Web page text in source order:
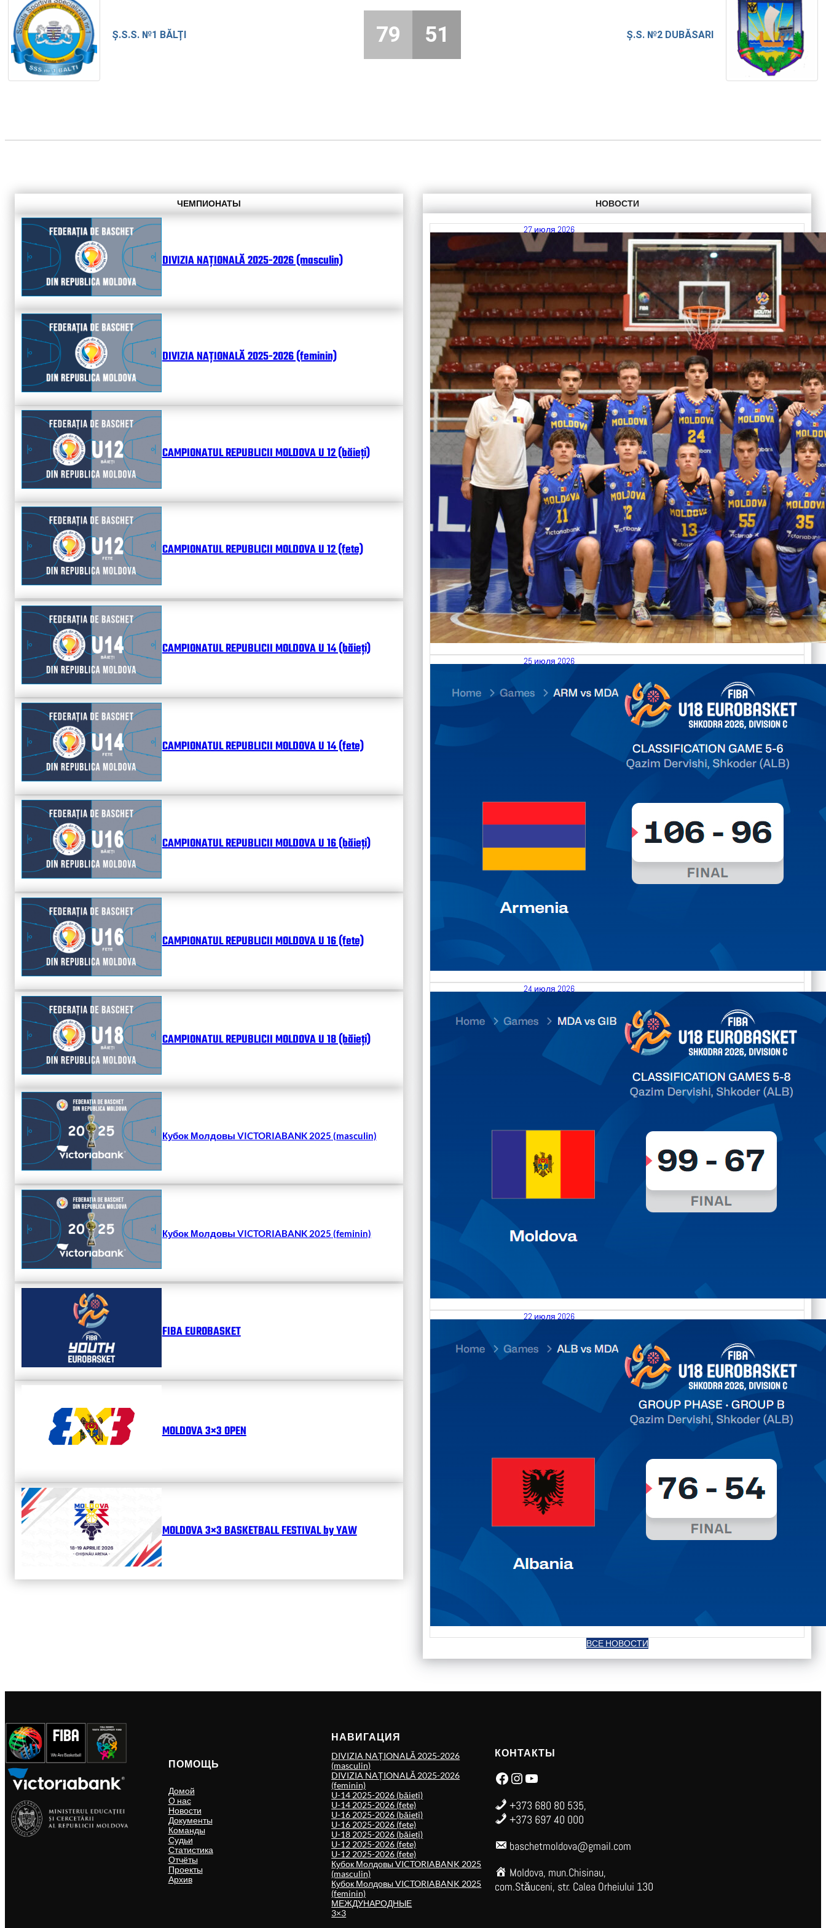
Ș.S.S. №1 BĂLȚI Ș.S. №2 DUBĂSARI
79 51
ЧЕМПИОНАТЫ
DIVIZIA NAȚIONALĂ 2025-2026 (masculin)
DIVIZIA NAȚIONALĂ 2025-2026 (feminin)
CAMPIONATUL REPUBLICII MOLDOVA U 12 (băieți)
CAMPIONATUL REPUBLICII MOLDOVA U 12 (fete)
CAMPIONATUL REPUBLICII MOLDOVA U 14 (băieți)
CAMPIONATUL REPUBLICII MOLDOVA U 14 (fete)
CAMPIONATUL REPUBLICII MOLDOVA U 16 (băieți)
CAMPIONATUL REPUBLICII MOLDOVA U 16 (fete)
CAMPIONATUL REPUBLICII MOLDOVA U 18 (băieți)
Кубок Молдовы VICTORIABANK 2025 (masculin)
Кубок Молдовы VICTORIABANK 2025 (feminin)
FIBA EUROBASKET
MOLDOVA 3×3 OPEN
MOLDOVA 3×3 BASKETBALL FESTIVAL by YAW
НОВОСТИ
27 июля 2026
Итоги FIBA U18 EuroBasket 2026, Division C
25 июля 2026
26.07.2026 Armenia vs Moldova FIBA U18 EuroBasket 2026,
Division C
Читать далее
24 июля 2026
25.07.2026 Moldova vs Gibraltar FIBA U18 EuroBasket 2026,
Division C
Читать далее
22 июля 2026
23.07.2026 Albania vs Moldova FIBA U18 EuroBasket 2026,
Division C
Читать далее
ВСЕ НОВОСТИ
ПОМОЩЬ
Домой
О нас
Новости
Документы
Команды
Судьи
Статистика
Отчёты
Проекты
Архив
НАВИГАЦИЯ
DIVIZIA NAȚIONALĂ 2025-2026
(masculin)
DIVIZIA NAȚIONALĂ 2025-2026
(feminin)
U-14 2025-2026 (băieți)
U-14 2025-2026 (fete)
U-16 2025-2026 (băieți)
U-16 2025-2026 (fete)
U-18 2025-2026 (băieți)
U-12 2025-2026 (fete)
U-12 2025-2026 (fete)
Кубок Молдовы VICTORIABANK 2025
(masculin)
Кубок Молдовы VICTORIABANK 2025
(feminin)
МЕЖДУНАРОДНЫЕ
3×3
КОНТАКТЫ
Facebook Instagram YouTube
+373 680 80 535,
+373 697 40 000
baschetmoldova@gmail.com
Moldova, mun.Chisinau,
com.Stăuceni, str. Calea Orheiului 130